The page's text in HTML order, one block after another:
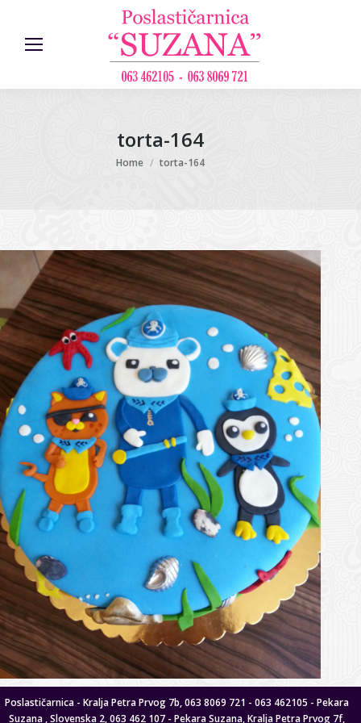
torta-164
You are here:
Home torta-164
Poslastičarnica - Kralja Petra Prvog 7b, 063 8069 721 - 063 462105 - Pekara
Suzana , Slovenska 2, 063 462 107 - Pekara Suzana, Kralja Petra Prvog 7f,